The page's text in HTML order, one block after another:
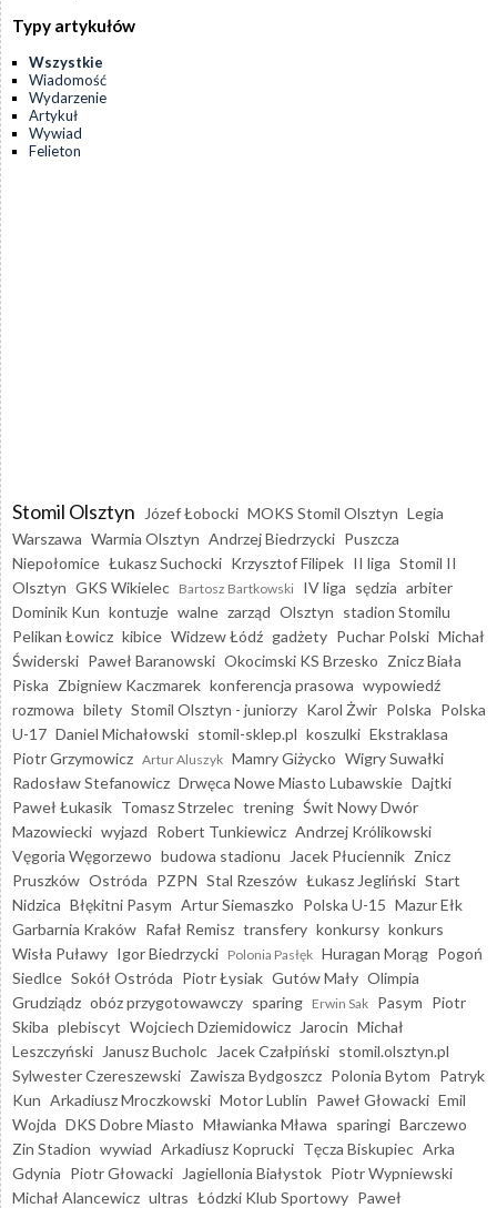
Typy artykułów
Wszystkie
Wiadomość
Wydarzenie
Artykuł
Wywiad
Felieton
Stomil Olsztyn Józef Łobocki MOKS Stomil Olsztyn Legia
Warszawa Warmia Olsztyn Andrzej Biedrzycki Puszcza
Niepołomice Łukasz Suchocki Krzysztof Filipek II liga Stomil II
Olsztyn GKS Wikielec Bartosz Bartkowski IV liga sędzia arbiter
Dominik Kun kontuzje walne zarząd Olsztyn stadion Stomilu
Pelikan Łowicz kibice Widzew Łódź gadżety Puchar Polski Michał
Świderski Paweł Baranowski Okocimski KS Brzesko Znicz Biała
Piska Zbigniew Kaczmarek konferencja prasowa wypowiedź
rozmowa bilety Stomil Olsztyn - juniorzy Karol Żwir Polska Polska
U-17 Daniel Michałowski stomil-sklep.pl koszulki Ekstraklasa
Piotr Grzymowicz Artur Aluszyk Mamry Giżycko Wigry Suwałki
Radosław Stefanowicz Drwęca Nowe Miasto Lubawskie Dajtki
Paweł Łukasik Tomasz Strzelec trening Świt Nowy Dwór
Mazowiecki wyjazd Robert Tunkiewicz Andrzej Królikowski
Vęgoria Węgorzewo budowa stadionu Jacek Płuciennik Znicz
Pruszków Ostróda PZPN Stal Rzeszów Łukasz Jegliński Start
Nidzica Błękitni Pasym Artur Siemaszko Polska U-15 Mazur Ełk
Garbarnia Kraków Rafał Remisz transfery konkursy konkurs
Wisła Puławy Igor Biedrzycki Polonia Pasłęk Huragan Morąg Pogoń
Siedlce Sokół Ostróda Piotr Łysiak Gutów Mały Olimpia
Grudziądz obóz przygotowawczy sparing Erwin Sak Pasym Piotr
Skiba plebiscyt Wojciech Dziemidowicz Jarocin Michał
Leszczyński
Janusz Bucholc Jacek Czałpiński stomil.olsztyn.pl
Sylwester Czereszewski Zawisza Bydgoszcz Polonia Bytom Patryk
Kun Arkadiusz Mroczkowski Motor Lublin Paweł Głowacki Emil
Wojda DKS Dobre Miasto Mławianka Mława sparingi Barczewo
Zin Stadion wywiad Arkadiusz Koprucki Tęcza Biskupiec Arka
Gdynia Piotr Głowacki Jagiellonia Białystok Piotr Wypniewski
Michał Alancewicz ultras Łódzki Klub Sportowy Paweł